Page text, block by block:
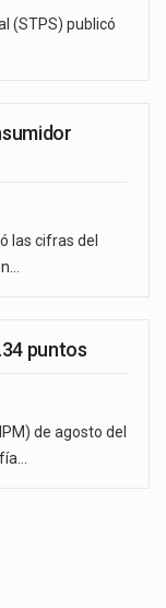
(STPS) publicó
las cifras del
puntos
de agosto del